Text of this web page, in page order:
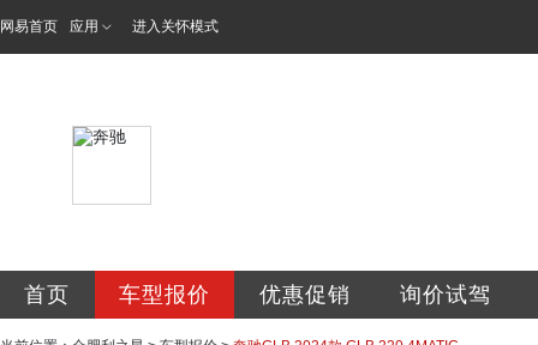
网易首页 应用 进入关怀模式
首页 车型报价 优惠促销 询价试驾